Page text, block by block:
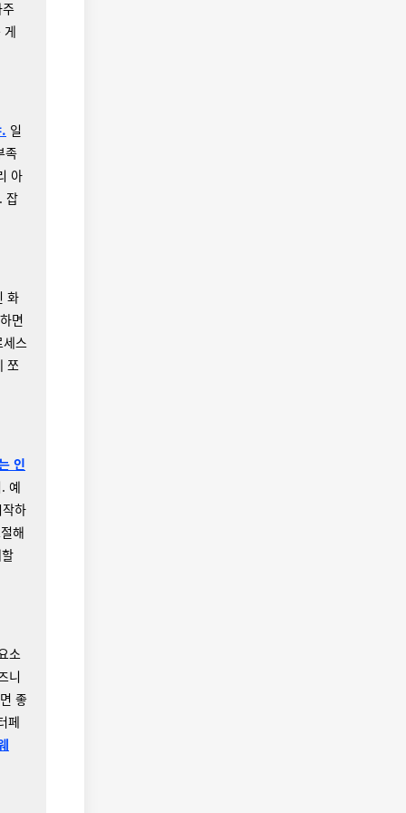
게
일
족
아
잡
화
면
스
쪼
인
예
하
해
소
니
좋
페